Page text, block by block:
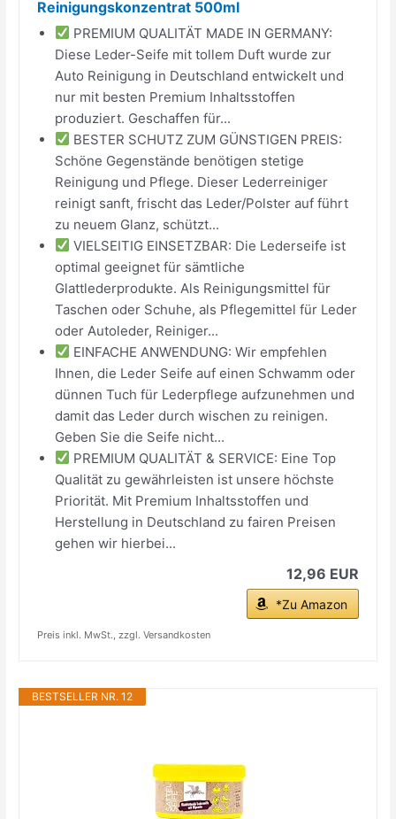
Reinigungskonzentrat 500ml
PREMIUM QUALITÄT MADE IN GERMANY:
Diese Leder-Seife mit tollem Duft wurde zur
Auto Reinigung in Deutschland entwickelt und
nur mit besten Premium Inhaltsstoffen
produziert. Geschaffen für...
BESTER SCHUTZ ZUM GÜNSTIGEN PREIS:
Schöne Gegenstände benötigen stetige
Reinigung und Pflege. Dieser Lederreiniger
reinigt sanft, frischt das Leder/Polster auf führt
zu neuem Glanz, schützt...
VIELSEITIG EINSETZBAR: Die Lederseife ist
optimal geeignet für sämtliche
Glattlederprodukte. Als Reinigungsmittel für
Taschen oder Schuhe, als Pflegemittel für Leder
oder Autoleder, Reiniger...
EINFACHE ANWENDUNG: Wir empfehlen
Ihnen, die Leder Seife auf einen Schwamm oder
dünnen Tuch für Lederpflege aufzunehmen und
damit das Leder durch wischen zu reinigen.
Geben Sie die Seife nicht...
PREMIUM QUALITÄT & SERVICE: Eine Top
Qualität zu gewährleisten ist unsere höchste
Priorität. Mit Premium Inhaltsstoffen und
Herstellung in Deutschland zu fairen Preisen
gehen wir hierbei...
12,96 EUR
*Zu Amazon
Preis inkl. MwSt., zzgl. Versandkosten
BESTSELLER NR. 12